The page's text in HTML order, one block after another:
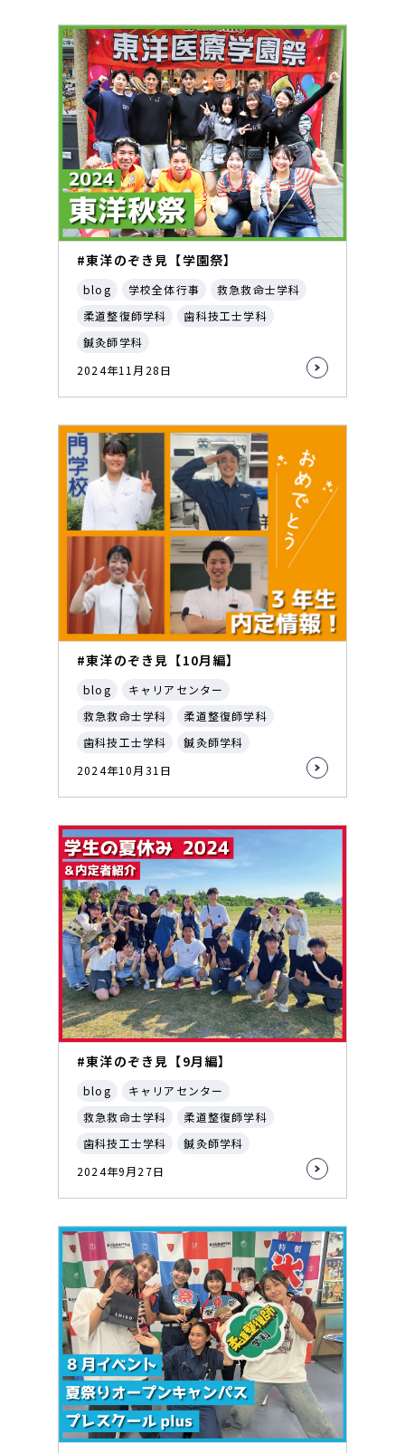
#東洋のぞき見【学園祭】
blog 学校全体行事
救急救命士学科
柔道整復師学科
歯科技工士学科
鍼灸師学科
2024年11月28日
#東洋のぞき見【10月編】
blog
キャリアセンター
救急救命士学科
柔道整復師学科
歯科技工士学科
鍼灸師学科
2024年10月31日
#東洋のぞき見【9月編】
blog
キャリアセンター
救急救命士学科
柔道整復師学科
歯科技工士学科
鍼灸師学科
2024年9月27日